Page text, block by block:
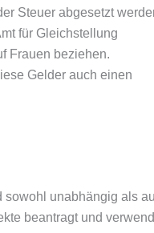
Steuer abgesetzt
für Gleichstellung
Frauen beziehen.
Gelder auch einen
unabhängig als
beantragt und